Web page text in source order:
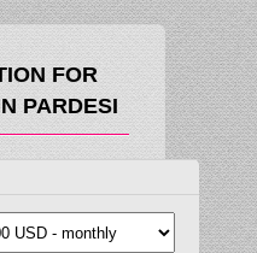
FOR
PARDESI